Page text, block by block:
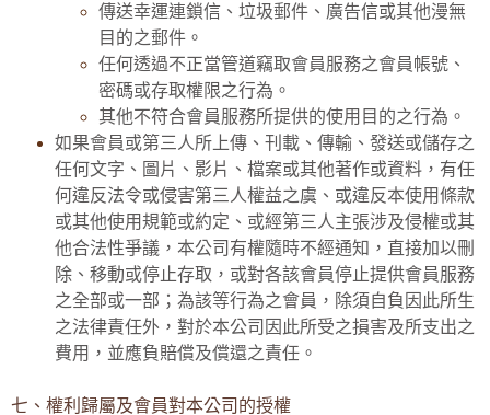
傳送幸運連鎖信、垃圾郵件、廣告信或其他漫無
目的之郵件。
任何透過不正當管道竊取會員服務之會員帳號、
密碼或存取權限之行為。
其他不符合會員服務所提供的使用目的之行為。
如果會員或第三人所上傳、刊載、傳輸、發送或儲存之
任何文字、圖片、影片、檔案或其他著作或資料，有任
何違反法令或侵害第三人權益之虞、或違反本使用條款
或其他使用規範或約定、或經第三人主張涉及侵權或其
他合法性爭議，本公司有權隨時不經通知，直接加以刪
除、移動或停止存取，或對各該會員停止提供會員服務
之全部或一部；為該等行為之會員，除須自負因此所生
之法律責任外，對於本公司因此所受之損害及所支出之
費用，並應負賠償及償還之責任。
七、權利歸屬及會員對本公司的授權